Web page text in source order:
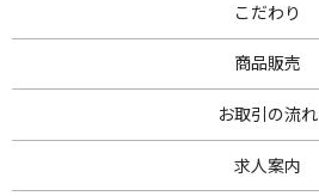
こだわり
商品販売
お取引の流れ
求人案内